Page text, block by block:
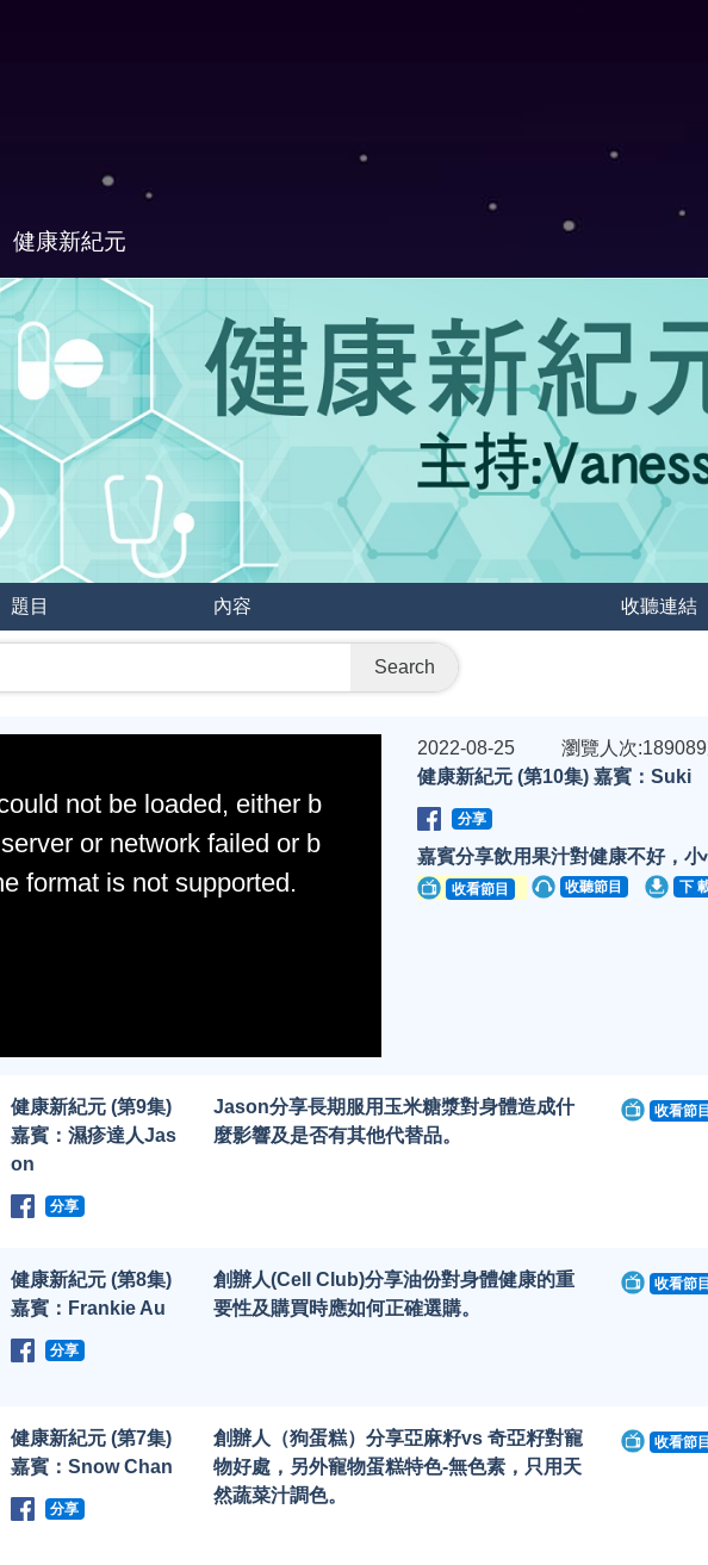
健康新紀元
題目 內容 收聽連結
Search
not be loaded, either b
or network failed or b
format is not supported.
2022-08-25
瀏覽人次
健康新紀元 (第10集) 嘉賓：Suki
分享
嘉賓分享飲用果汁對健康不好，小
收看節目 收聽節目 下
健康新紀元 (第9集)
嘉賓：濕疹達人Jas
on
分享
Jason分享長期服用玉米糖漿對身體造成什
麼影響及是否有其他代替品。
收看節目
健康新紀元 (第8集)
嘉賓：Frankie Au
分享
創辦人(Cell Club)分享油份對身體健康的重
要性及購買時應如何正確選購。
收看節目
健康新紀元 (第7集)
嘉賓：Snow Chan
分享
創辦人（狗蛋糕）分享亞麻籽vs 奇亞籽對寵
物好處，另外寵物蛋糕特色-無色素，只用天
然蔬菜汁調色。
收看節目